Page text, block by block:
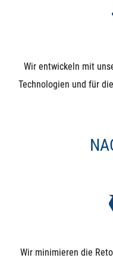
Wir entwickeln mit
Technologien und für
Wir minimieren die